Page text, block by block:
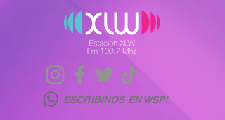
ESCRIBINOS EN WSP!